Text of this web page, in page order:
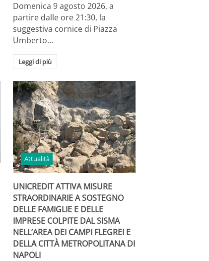
Domenica 9 agosto 2026, a
partire dalle ore 21:30, la
suggestiva cornice di Piazza
Umberto…
Leggi di più
Attualità
UNICREDIT ATTIVA MISURE
STRAORDINARIE A SOSTEGNO
DELLE FAMIGLIE E DELLE
IMPRESE COLPITE DAL SISMA
NELL’AREA DEI CAMPI FLEGREI E
DELLA CITTÀ METROPOLITANA DI
NAPOLI